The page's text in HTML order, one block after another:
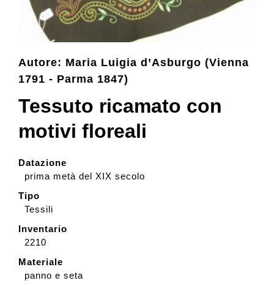
Collection
Contacts and tickets
Accessibility
Search
Italiano
Autore: Maria Luigia d’Asburgo (Vienna
1791 - Parma 1847)
Tessuto ricamato con
motivi floreali
Datazione
prima metà del XIX secolo
Tipo
Tessili
Inventario
2210
Materiale
panno e seta